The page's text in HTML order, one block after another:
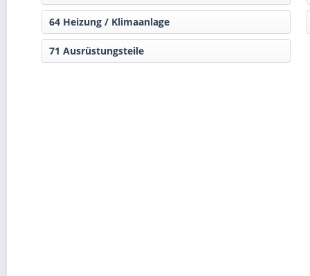
64 Heizung / Klimaanlage
71 Ausrüstungsteile